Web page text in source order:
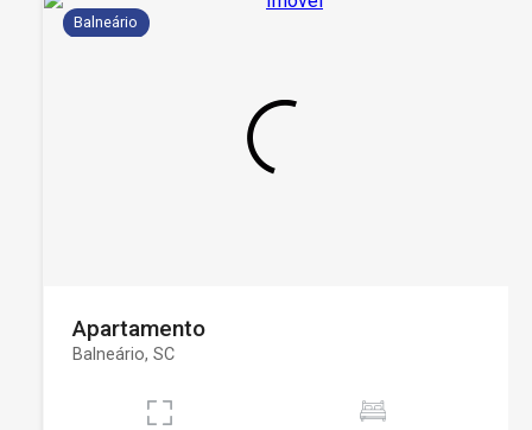
Balneário
Apartamento
Balneário, SC